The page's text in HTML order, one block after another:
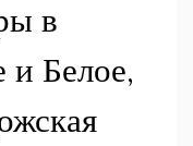
в
и Белое,